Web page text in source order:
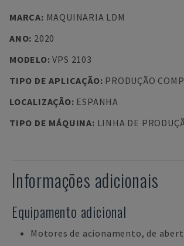
MARCA: MAQUINARIA LDM
ANO: 2020
MODELO:VPS 2103
TIPO DE APLICAÇÃO: PRODUÇÃO
LOCALIZAÇÃO: ESPANHA
TIPO DE MÁQUINA: LINHA DE
Informações adicionais
Equipamento adicional
Motores de acionamento, de